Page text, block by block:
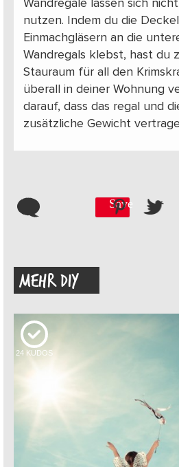
Wandregale lassen sich
nutzen. Indem du die
Einmachgläsern an die
Wandregals klebst, hast du
Stauraum für all den
überall in deiner Wohnung
darauf, dass das regal und
zusätzliche Gewicht
Save
MEHR DIY
24 KUDOS